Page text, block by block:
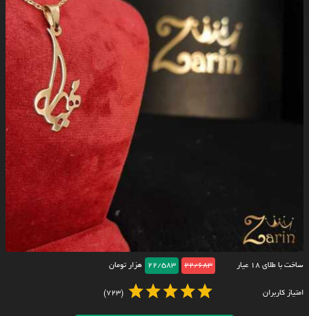
ساخت با طلای ۱۸ عیار 22/683
22/583 هزار تومان
امتیاز کاربران (723)